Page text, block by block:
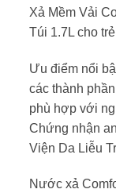
Xả Mềm Vải
Túi 1.7L cho
Ưu điểm nổi
các thành
phù hợp với
Chứng nhận
Viện Da Liễu
Nước xả